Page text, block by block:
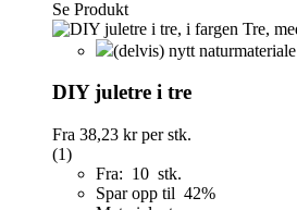
Se Produkt
(delvis) nytt naturmateriale
DIY juletre i tre
Fra 38,23 krper stk.
(1)
Fra: 10 stk.
Spar opp til 42%